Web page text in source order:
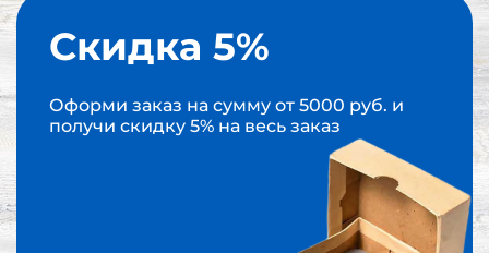
Скидка 5%
Оформи заказ на сумму от 5000 руб. и
получи скидку 5% на весь заказ